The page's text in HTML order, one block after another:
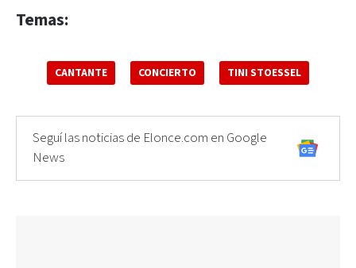
Temas:
CANTANTE CONCIERTO TINI STOESSEL
Seguí las noticias de Elonce.com en Google
News